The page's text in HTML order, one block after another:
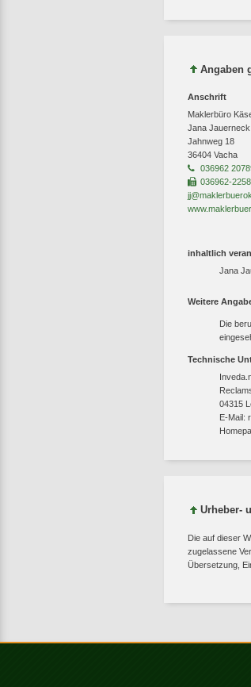
Angaben
Anschrift
Maklerbüro
Jana Jauerneck
Jahnweg 18
36404 Vacha
036962
036962-
inhaltlich
Jana
Weitere
Die
Technische
04315
E-Mail:
Urheber-
Die auf dieser
zugelassene
Übersetzung,